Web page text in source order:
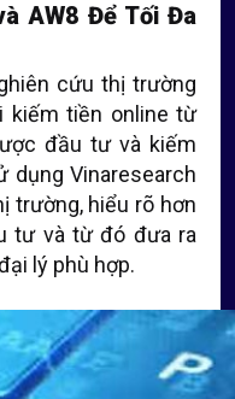
AW8 Để Tối Đa
cứu thị trường
kiếm tiền online từ
đầu tư và kiếm
dụng Vinaresearch
trường, hiểu rõ hơn
tư và từ đó đưa ra
lý phù hợp.